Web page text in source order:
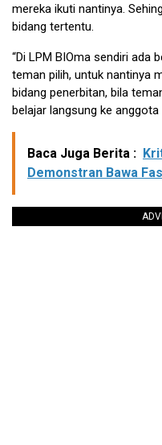
mereka ikuti nantinya.
bidang tertentu.
“Di LPM BIOma sendiri ada
teman pilih, untuk nantinya
bidang penerbitan, bila
belajar langsung ke
Baca Juga Berita :
Demonstran Bawa